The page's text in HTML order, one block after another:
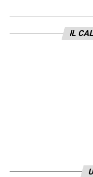
continuare a fare
Tonali e Leao,
Champions, il
IL